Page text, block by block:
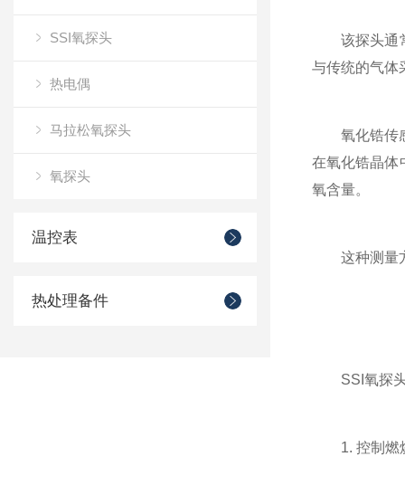
SSI氧探头
热电偶
马拉松氧探头
氧探头
温控表
热处理备件
该探头通常
与传统的气体
氧化锆传感
在氧化锆晶体
氧含量。
这种测量方
SSI氧探头
1. 控制燃